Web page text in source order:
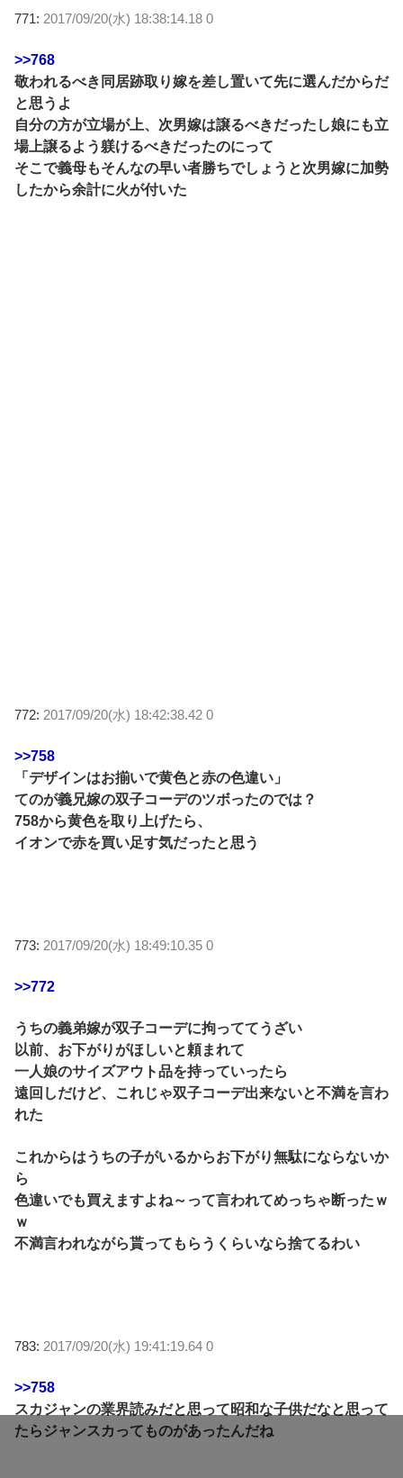
771: 2017/09/20(水) 18:38:14.18 0
>>768
敬われるべき同居跡取り嫁を差し置いて先に選んだからだ
と思うよ
自分の方が立場が上、次男嫁は譲るべきだったし娘にも立
場上譲るよう躾けるべきだったのにって
そこで義母もそんなの早い者勝ちでしょうと次男嫁に加勢
したから余計に火が付いた
772: 2017/09/20(水) 18:42:38.42 0
>>758
「デザインはお揃いで黄色と赤の色違い」
てのが義兄嫁の双子コーデのツボったのでは？
758から黄色を取り上げたら、
イオンで赤を買い足す気だったと思う
773: 2017/09/20(水) 18:49:10.35 0
>>772
うちの義弟嫁が双子コーデに拘っててうざい
以前、お下がりがほしいと頼まれて
一人娘のサイズアウト品を持っていったら
遠回しだけど、これじゃ双子コーデ出来ないと不満を言わ
れた
これからはうちの子がいるからお下がり無駄にならないか
ら
色違いでも買えますよね～って言われてめっちゃ断ったｗ
ｗ
不満言われながら貰ってもらうくらいなら捨てるわい
783: 2017/09/20(水) 19:41:19.64 0
>>758
スカジャンの業界読みだと思って昭和な子供だなと思って
たらジャンスカってものがあったんだね